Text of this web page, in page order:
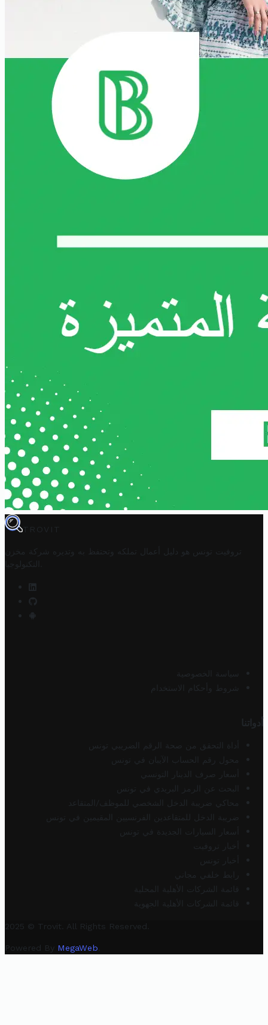
TROVIT
تروفيت تونس هو دليل أعمال تملكه وتحتفظ به وتديره
شركة مخزن
التكنولوجيا
سياسة الخصوصية
شروط وأحكام الاستخدام
أدواتنا
أداة التحقق من صحة الرقم الضريبي تونس
محول رقم الحساب الآيبان في تونس
أسعار صرف الدينار التونسي
البحث عن الرمز البريدي في تونس
محاكي ضريبة الدخل الشخصي للموظف/المتقاعد
ضريبة الدخل للمتقاعدين الفرنسيين المقيمين في تونس
أسعار السيارات الجديدة في تونس
أخبار تروفيت
أخبار تونس
رابط خلفي مجاني
قائمة الشركات الأهلية المحلية
قائمة الشركات الأهلية الجهوية
2025 © Trovit. All Rights Reserved.
Powered By MegaWeb